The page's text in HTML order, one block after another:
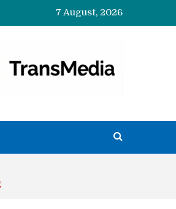
7 August, 2026